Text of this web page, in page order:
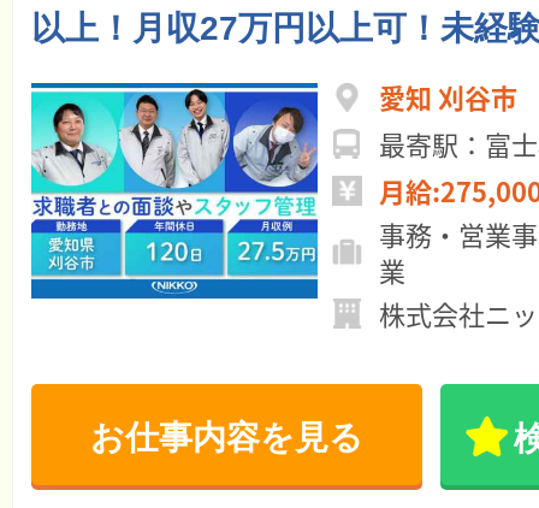
以上！月収27万円以上可！未経
愛知 刈谷市
最寄駅：富
月給
事務・営業
業
株式会社ニ
お仕事内容を見る